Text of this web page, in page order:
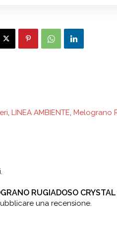
, LINEA AMBIENTE, Melograno
RUGIADOSO CRYSTAL
una recensione.